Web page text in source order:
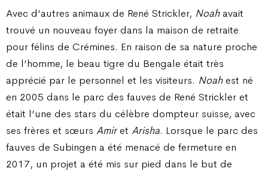
Avec d’autres animaux de René Strickler, Noahavait
trouvé un nouveau foyer dans la maison de retraite
pour félins de Crémines. En raison de sa nature proche
de l’homme, le beau tigre du Bengale était très
apprécié par le personnel et les visiteurs. Noahest né
en 2005 dans le parc des fauves de René Strickler et
était l’une des stars du célèbre dompteur suisse, avec
ses frères et sœurs Amiret Arisha. Lorsque le parc des
fauves de Subingen a été menacé de fermeture en
2017, un projet a été mis sur pied dans le but de